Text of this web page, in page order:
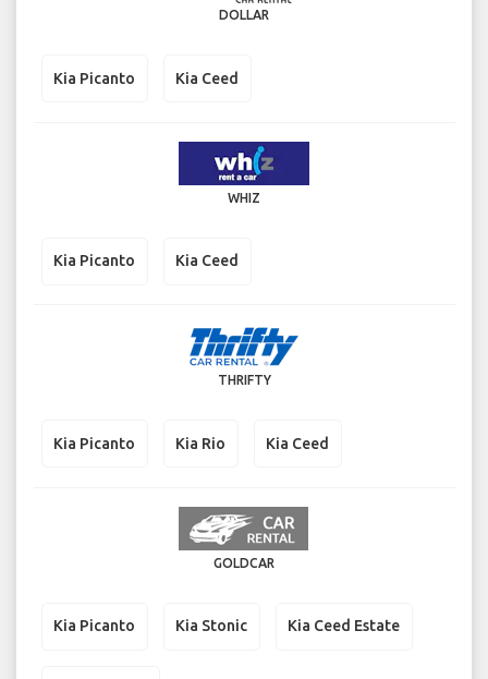
DOLLAR
Kia Picanto Kia Ceed
WHIZ
Kia Picanto Kia Ceed
THRIFTY
Kia Picanto Kia Rio Kia Ceed
GOLDCAR
Kia Picanto Kia Stonic Kia Ceed Estate